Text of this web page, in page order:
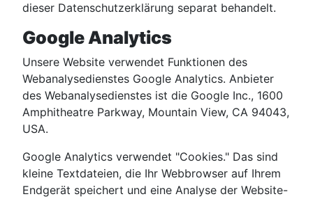
dieser Datenschutzerklärung separat behandelt.
Google Analytics
Unsere Website verwendet Funktionen des
Webanalysedienstes Google Analytics. Anbieter
des Webanalysedienstes ist die Google Inc., 1600
Amphitheatre Parkway, Mountain View, CA 94043,
USA.
Google Analytics verwendet "Cookies." Das sind
kleine Textdateien, die Ihr Webbrowser auf Ihrem
Endgerät speichert und eine Analyse der Website-